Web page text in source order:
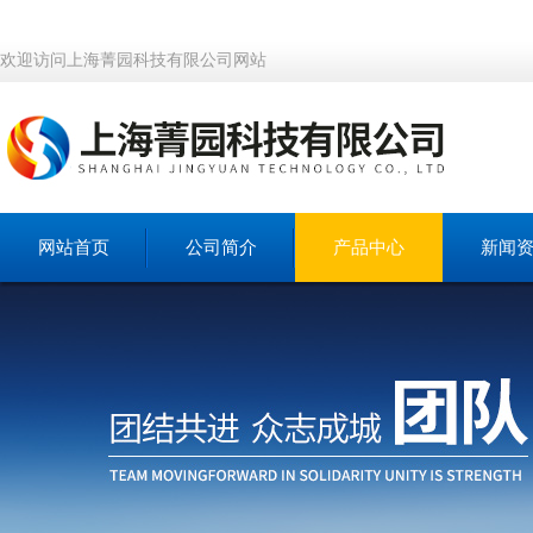
欢迎访问上海菁园科技有限公司网站
网站首页 公司简介 产品中心 新闻